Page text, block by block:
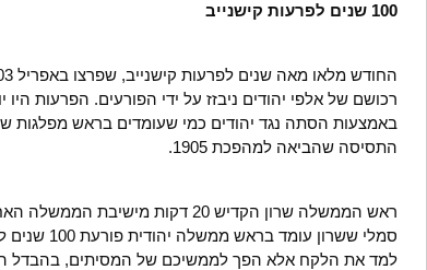
100 שנים לפרעות קישנייב
רכושם של אלפי יהודים ניבזז על ידי הפורעים. הפרעות
באמצעות הסתה נגד יהודים כמי שעומדים בראש מפלגות
התסיסה שהביאה למהפכת 1905.
ראש הממשלה שרון הקדיש 20 דקות
סמלי ששרון
למד את הלקח אלא הפך לממשיכם של המסיתים, בהבדל